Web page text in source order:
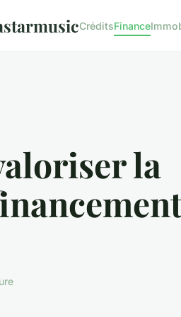
CréditsFinance
la